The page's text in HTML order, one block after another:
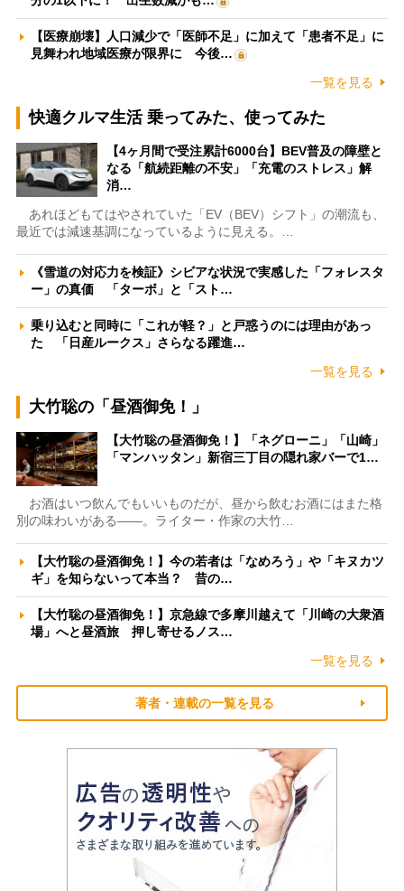
【医療崩壊】人口減少で「医師不足」に加えて「患者不足」に
見舞われ地域医療が限界に 今後…
一覧を見る
快適クルマ生活 乗ってみた、使ってみた
【4ヶ月間で受注累計6000台】BEV普及の障壁と
なる「航続距離の不安」「充電のストレス」解
消…
あれほどもてはやされていた「EV（BEV）シフト」の潮流も、
最近では減速基調になっているように見える。…
《雪道の対応力を検証》シビアな状況で実感した「フォレスタ
ー」の真価 「ターボ」と「スト…
乗り込むと同時に「これが軽？」と戸惑うのには理由があっ
た 「日産ルークス」さらなる躍進…
一覧を見る
大竹聡の「昼酒御免！」
【大竹聡の昼酒御免！】「ネグローニ」「山崎」
「マンハッタン」新宿三丁目の隠れ家バーで1…
お酒はいつ飲んでもいいものだが、昼から飲むお酒にはまた格
別の味わいがある――。ライター・作家の大竹…
【大竹聡の昼酒御免！】今の若者は「なめろう」や「キヌカツ
ギ」を知らないって本当？ 昔の…
【大竹聡の昼酒御免！】京急線で多摩川越えて「川崎の大衆酒
場」へと昼酒旅 押し寄せるノス…
一覧を見る
著者・連載の一覧を見る